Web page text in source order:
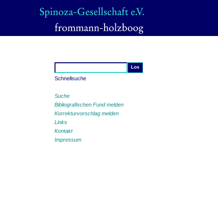
Schnellsuche
Suche
Bibliografischen Fund melden
Korrekturvorschlag melden
Links
Kontakt
Impressum